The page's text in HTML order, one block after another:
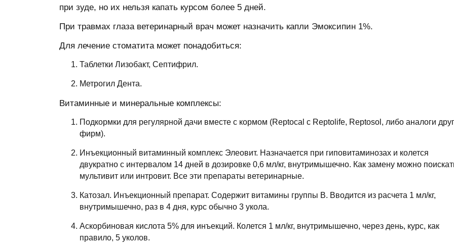
при зуде, но их нельзя капать курсом более 5 дней.
При травмах глаза ветеринарный врач может назначить капли Эмоксипин 1%.
Для лечение стоматита может понадобиться:
Таблетки Лизобакт, Септифрил.
Метрогил Дента.
Витаминные и минеральные комплексы:
Подкормки для регулярной дачи вместе с кормом (Reptocal c Reptolife, Reptosol, либо аналоги
фирм).
Инъекционный витаминный комплекс Элеовит. Назначается при гиповитаминозах и колется
двукратно с интервалом 14 дней в дозировке 0,6 мл/кг, внутримышечно. Как замену можно
мультивит или интровит. Все эти препараты ветеринарные.
Катозал. Инъекционный препарат. Содержит витамины группы В. Вводится из расчета 1 мл/кг,
внутримышечно, раз в 4 дня, курс обычно 3 укола.
Аскорбиновая кислота 5% для инъекций. Колется 1 мл/кг, внутримышечно, через день, курс, как
правило, 5 уколов.